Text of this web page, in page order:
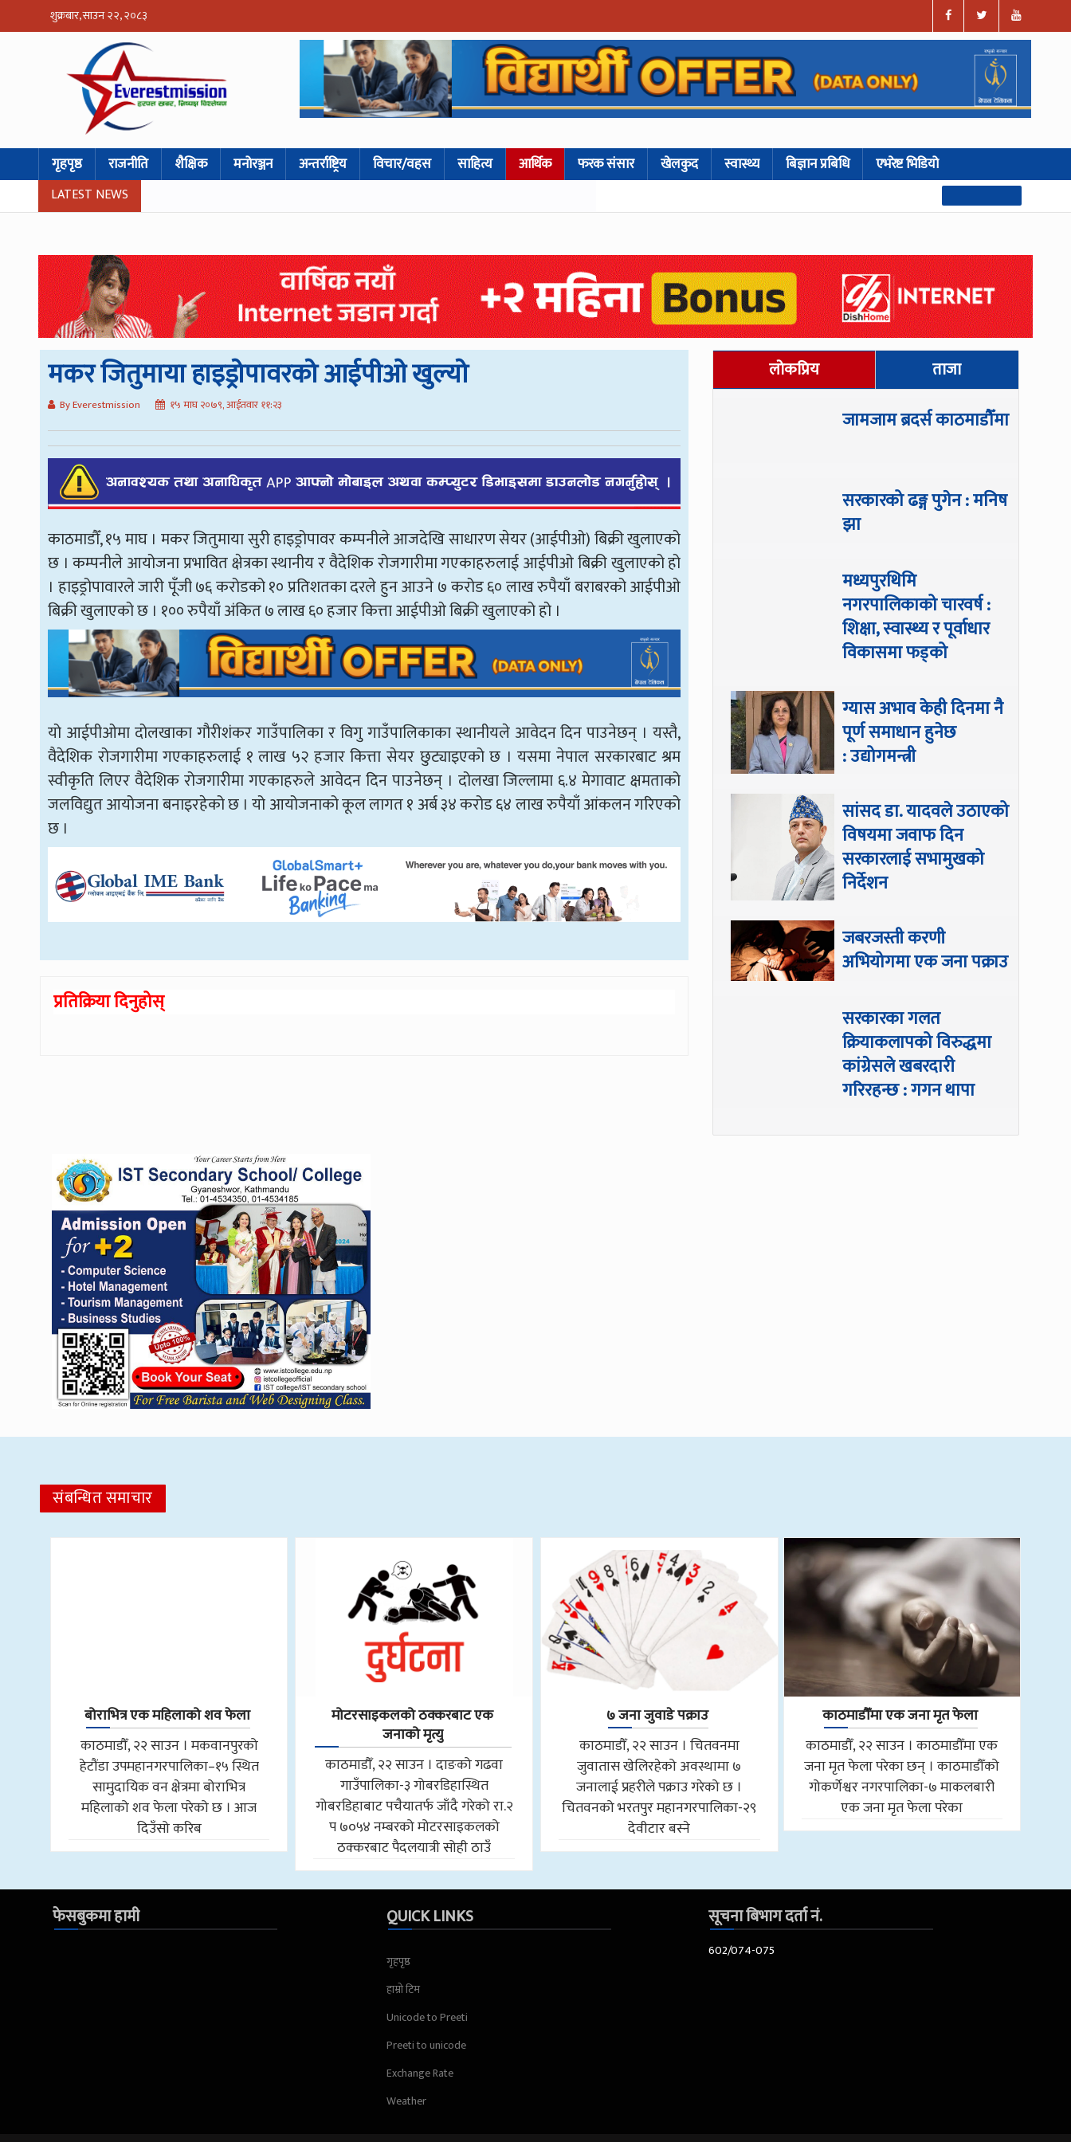
शुक्रबार, साउन २२, २०८३
गृहपृष्ठ राजनीति शैक्षिक मनोरञ्जन अन्तर्राष्ट्रिय विचार/वहस साहित्य आर्थिक फरक संसार खेलकुद स्वास्थ्य बिज्ञान प्रबिधि एभरेष्ट भिडियो
LATEST NEWS
मकर जितुमाया हाइड्रोपावरको आईपीओ खुल्यो
By Everestmission १५ माघ २०७९, आईतवार ११:२३
काठमाडौँ, १५ माघ । मकर जितुमाया सुरी हाइड्रोपावर कम्पनीले आजदेखि साधारण सेयर (आईपीओ) बिक्री खुलाएको
छ । कम्पनीले आयोजना प्रभावित क्षेत्रका स्थानीय र वैदेशिक रोजगारीमा गएकाहरुलाई आईपीओ बिक्री खुलाएको हो
। हाइड्रोपावारले जारी पूँजी ७६ करोडको १० प्रतिशतका दरले हुन आउने ७ करोड ६० लाख रुपैयाँ बराबरको आईपीओ
बिक्री खुलाएको छ । १०० रुपैयाँ अंकित ७ लाख ६० हजार कित्ता आईपीओ बिक्री खुलाएको हो ।
यो आईपीओमा दोलखाका गौरीशंकर गाउँपालिका र विगु गाउँपालिकाका स्थानीयले आवेदन दिन पाउनेछन् । यस्तै,
वैदेशिक रोजगारीमा गएकाहरुलाई १ लाख ५२ हजार कित्ता सेयर छुट्याइएको छ । यसमा नेपाल सरकारबाट श्रम
स्वीकृति लिएर वैदेशिक रोजगारीमा गएकाहरुले आवेदन दिन पाउनेछन् । दोलखा जिल्लामा ६.४ मेगावाट क्षमताको
जलविद्युत आयोजना बनाइरहेको छ । यो आयोजनाको कूल लागत १ अर्ब ३४ करोड ६४ लाख रुपैयाँ आंकलन गरिएको
छ ।
प्रतिक्रिया दिनुहोस्
लोकप्रिय ताजा
जामजाम ब्रदर्स काठमाडौँमा
सरकारको ढङ्ग पुगेन : मनिष
झा
मध्यपुरथिमि
नगरपालिकाको चारवर्ष :
शिक्षा, स्वास्थ्य र पूर्वाधार
विकासमा फड्को
ग्यास अभाव केही दिनमा नै
पूर्ण समाधान हुनेछ
: उद्योगमन्त्री
सांसद डा‍‍. यादवले उठाएको
विषयमा जवाफ दिन
सरकारलाई सभामुखको
निर्देशन
जबरजस्ती करणी
अभियोगमा एक जना पक्राउ
सरकारका गलत
क्रियाकलापको विरुद्धमा
कांग्रेसले खबरदारी
गरिरहन्छ : गगन थापा
संबन्धित समाचार
बोराभित्र एक महिलाको शव फेला
काठमाडौँ, २२ साउन । मकवानपुरको
हेटौंडा उपमहानगरपालिका–१५ स्थित
सामुदायिक वन क्षेत्रमा बोराभित्र
महिलाको शव फेला परेको छ । आज
दिउँसो करिब
मोटरसाइकलको ठक्करबाट एक
जनाको मृत्यु
काठमाडौँ, २२ साउन । दाङको गढवा
गाउँपालिका-३ गोबरडिहास्थित
गोबरडिहाबाट पचैयातर्फ जाँदै गरेको रा.२
प ७०५४ नम्बरको मोटरसाइकलको
ठक्करबाट पैदलयात्री सोही ठाउँ
७ जना जुवाडे पक्राउ
काठमाडौँ, २२ साउन । चितवनमा
जुवातास खेलिरहेको अवस्थामा ७
जनालाई प्रहरीले पक्राउ गरेको छ ।
चितवनको भरतपुर महानगरपालिका-२९
देवीटार बस्ने
काठमाडौँमा एक जना मृत फेला
काठमाडौँ, २२ साउन । काठमाडौँमा एक
जना मृत फेला परेका छन् । काठमाडौँको
गोकर्णेश्वर नगरपालिका-७ माकलबारी
एक जना मृत फेला परेका
फेसबुकमा हामी QUICK LINKS
गृहपृष्ठ
हाम्रो टिम
Unicode to Preeti
Preeti to unicode
Exchange Rate
Weather
सूचना बिभाग दर्ता नं.
602/074-075